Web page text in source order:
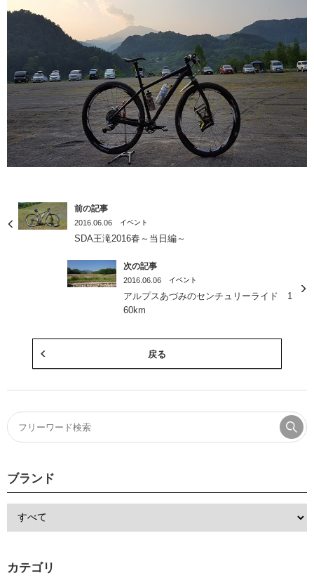
前の記事
2016.06.06 イベント
SDA王滝2016春～当日編～
次の記事
2016.06.06 イベント
アルプスあづみのセンチュリーライド 1
60km
戻る
ブランド
カテゴリ